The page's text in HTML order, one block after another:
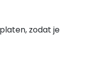
zodat je